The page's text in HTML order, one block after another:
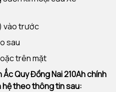
vào trước
sau
trên mặt
Quy Đồng Nai 210Ah chính
hệ theo thông tin sau: